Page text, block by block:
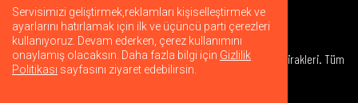
© 2026 Warner Bros. Discovery, Inc. veya bağlı kuruluşları ve iştirakleri. Tüm
hakları saklıdır.
Servisimizi geliştirmek,reklamları kişiselleştirmek ve
ayarlarını hatırlamak için ilk ve üçüncü parti çerezleri
kullanıyoruz. Devam ederken, çerez kullanımını
onaylamış olacaksın. Daha fazla bilgi için Gizlilik
Politikası sayfasını ziyaret edebilirsin.